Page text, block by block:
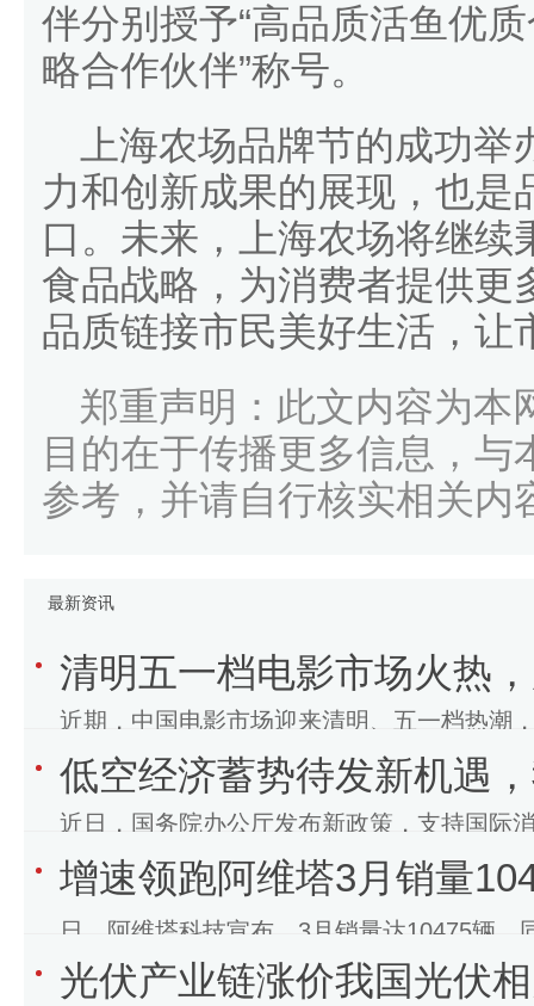
伴分别授予“高品质活鱼优
略合作伙伴”称号。
上海农场品牌节的成功
力和创新成果的展现，也是
口。未来，上海农场将继续
食品战略，为消费者提供更
品质链接市民美好生活，让
郑重声明：此文内容为本
目的在于传播更多信息，
参考，并请自行核实相关内
最新资讯
清明五一档电影市场火热
近期，中国电影市场迎来清明、五一档热潮
明档已有16部影片蓄势待发，涵盖现实主义
低空经济蓄势待发新机遇
近日，国务院办公厅发布新政策，支持国际
济，探索开通低空物流航线、开发低空旅游
增速领跑阿维塔3月销量
日，阿维塔科技宣布，3月销量达10475辆
场。同时，第四款战略产品，智美豪
光伏产业链涨价我国光伏